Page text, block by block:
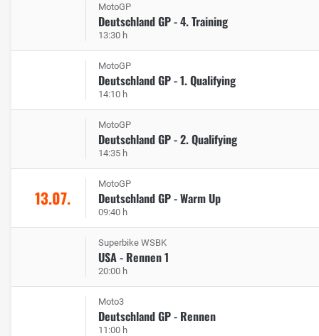
MotoGP
Deutschland GP - 4. Training
13:30 h
MotoGP
Deutschland GP - 1. Qualifying
14:10 h
MotoGP
Deutschland GP - 2. Qualifying
14:35 h
13.07.
MotoGP
Deutschland GP - Warm Up
09:40 h
Superbike WSBK
USA - Rennen 1
20:00 h
Moto3
Deutschland GP - Rennen
11:00 h